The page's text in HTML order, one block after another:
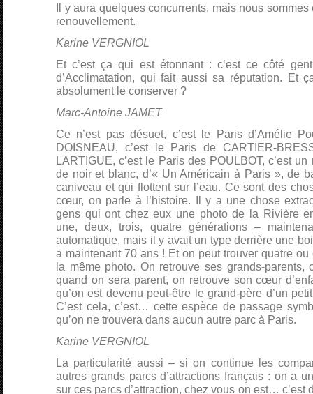
Il y aura quelques concurrents, mais nous
renouvellement.
Karine VERGNIOL
Et c’est ça qui est étonnant : c’est ce côté
d’Acclimatation, qui fait aussi sa réputation. Et
absolument le conserver ?
Marc-Antoine JAMET
Ce n’est pas désuet, c’est le Paris d’Amélie
DOISNEAU, c’est le Paris de CARTIER-
LARTIGUE, c’est le Paris des POULBOT, c’est
de noir et blanc, d’« Un Américain à Paris », de
caniveau et qui flottent sur l’eau. Ce sont des
cœur, on parle à l’histoire. Il y a une chose
gens qui ont chez eux une photo de la Rivière
une, deux, trois, quatre générations –
automatique, mais il y avait un type derrière une
a maintenant 70 ans ! Et on peut trouver quatre
la même photo. On retrouve ses grands-parents,
quand on sera parent, on retrouve son cœur
qu’on est devenu peut-être le grand-père d’un
C’est cela, c’est… cette espèce de passage
qu’on ne trouvera dans aucun autre parc à Paris.
Karine VERGNIOL
La particularité aussi – si on continue les
autres grands parcs d’attractions français : on a
sur ces parcs d’attraction, chez vous on est… c’est